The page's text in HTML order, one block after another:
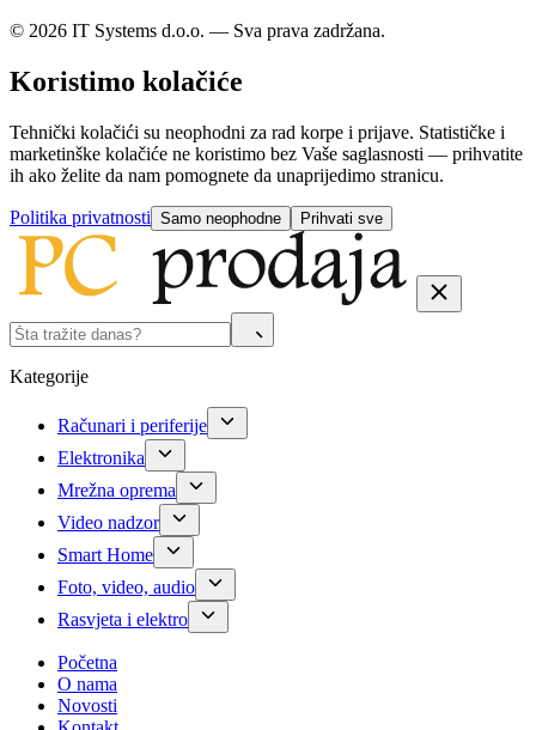
© 2026 IT Systems d.o.o. — Sva prava zadržana.
Koristimo kolačiće
Tehnički kolačići su neophodni za rad korpe i prijave. Statističke i
marketinške kolačiće ne koristimo bez Vaše saglasnosti — prihvatite
ih ako želite da nam pomognete da unaprijedimo stranicu.
Politika privatnosti Samo neophodne Prihvati sve
Kategorije
Računari i periferije
Elektronika
Mrežna oprema
Video nadzor
Smart Home
Foto, video, audio
Rasvjeta i elektro
Početna
O nama
Novosti